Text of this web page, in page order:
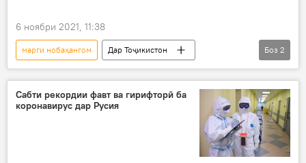
6 ноябри 2021, 11:38
марги нобаҳангом
Дар Тоҷикистон
Рӯйдод, ҷиноят ва ҳолатҳои фавқулода
садамаи нақлиётӣ
Боз 2
Сабти рекордии фавт ва гирифторӣ ба
коронавирус дар Русия